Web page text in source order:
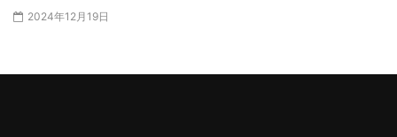
2024年12月19日